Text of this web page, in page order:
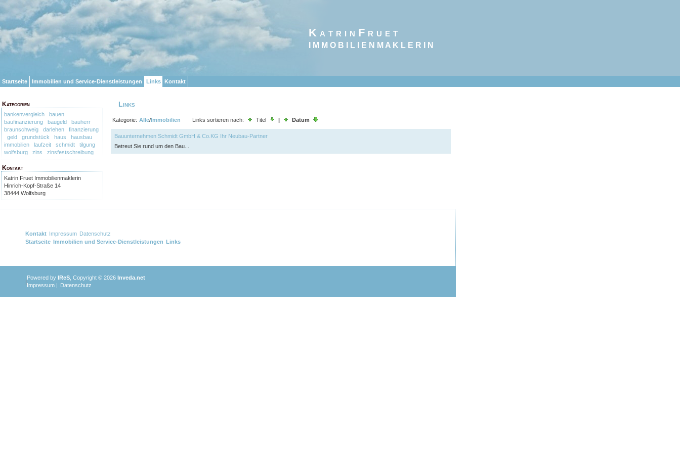
K a t r i n F r u e t
I M M O B I L I E N M A K L E R I N
Startseite Immobilien und Service-Dienstleistungen Links Kontakt
Kategorien
bankenvergleich
bauen
baufinanzierung
baugeld
bauherr
braunschweig
darlehen
finanzierung
geld
grundstück haus
hausbau
immobilien
laufzeit schmidt
tilgung
wolfsburg
zins zinsfestschreibung
Kontakt
Katrin Fruet Immobilienmaklerin
Hinrich-Kopf-Straße 14
38444 Wolfsburg
Links
Kategorie: Alle/ Immobilien Links sortieren nach: Titel Datum
Bauunternehmen Schmidt GmbH & Co.KG Ihr Neubau-Partner
Betreut Sie rund um den Bau...
Kontakt Impressum Datenschutz
Startseite Immobilien und Service-Dienstleistungen Links
|
Powered by IReS , Copyright © 2026 Inveda.net
Impressum | Datenschutz